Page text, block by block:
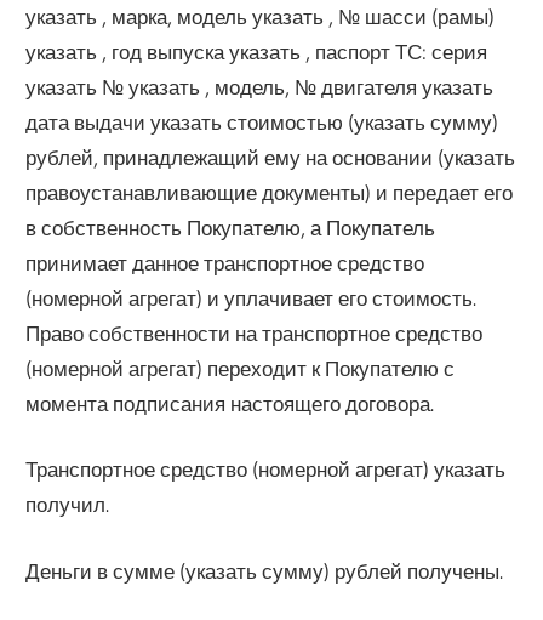
указать , марка, модель указать , № шасси (рамы)
указать , год выпуска указать , паспорт ТС: серия
указать № указать , модель, № двигателя указать
дата выдачи указать стоимостью (указать сумму)
рублей, принадлежащий ему на основании (указать
правоустанавливающие документы) и передает его
в собственность Покупателю, а Покупатель
принимает данное транспортное средство
(номерной агрегат) и уплачивает его стоимость.
Право собственности на транспортное средство
(номерной агрегат) переходит к Покупателю с
момента подписания настоящего договора.
Транспортное средство (номерной агрегат) указать
получил.
Деньги в сумме (указать сумму) рублей получены.